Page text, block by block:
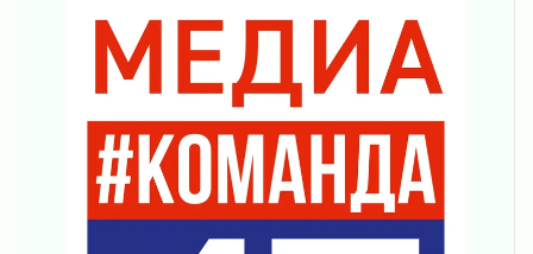
Память, сталь и музыка
04 августа 2026
Регион готовится к выборам
04 августа 2026
Никакого принуждения, только письменное
согласие
04 августа 2026
Без риска для здоровья и кошелька